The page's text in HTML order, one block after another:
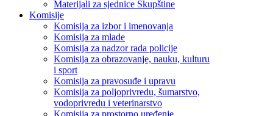
Materijali za sjednice Skupštine
Komisije
Komisija za izbor i imenovanja
Komisija za mlade
Komisija za nadzor rada policije
Komisija za obrazovanje, nauku, kulturu
i sport
Komisija za pravosuđe i upravu
Komisija za poljoprivredu, šumarstvo,
vodoprivredu i veterinarstvo
Komisija za prostorno uređenje,